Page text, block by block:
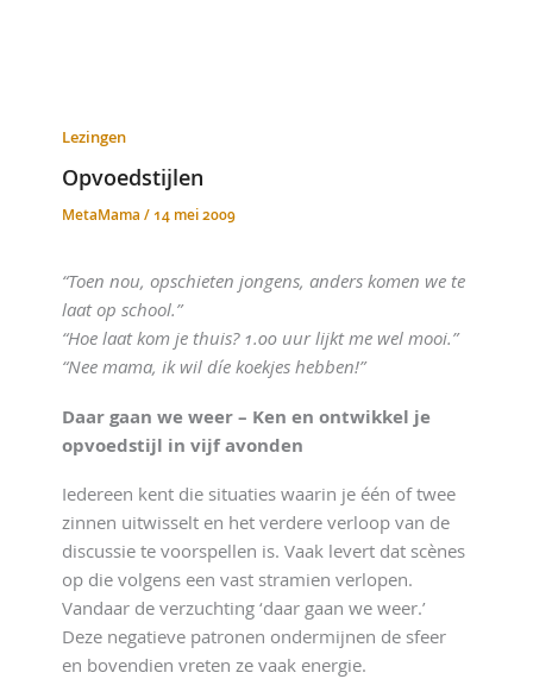
Lezingen
Opvoedstijlen
MetaMama/14 mei 2009
“Toen nou, opschieten jongens, anders komen we te
laat op school.”
“Hoe laat kom je thuis? 1.00 uur lijkt me wel mooi.”
“Nee mama, ik wil díe koekjes hebben!”
Daar gaan we weer – Ken en ontwikkel je
opvoedstijl in vijf avonden
Iedereen kent die situaties waarin je één of twee
zinnen uitwisselt en het verdere verloop van de
discussie te voorspellen is. Vaak levert dat scènes
op die volgens een vast stramien verlopen.
Vandaar de verzuchting ‘daar gaan we weer.’
Deze negatieve patronen ondermijnen de sfeer
en bovendien vreten ze vaak energie.